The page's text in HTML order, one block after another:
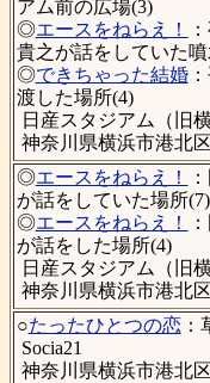
アム前の広場(3)
◎エースをねらえ！
貴之が話をしていた
◎できちゃった結婚
渡した場所(4)
日産スタジアム（旧
神奈川県横浜市港北
◎エースをねらえ！
が話をしていた場所(7)
◎エースをねらえ！
が話をした場所(4)
日産スタジアム（旧
神奈川県横浜市港北
○たったひとつの恋：
Socia21
神奈川県横浜市港北